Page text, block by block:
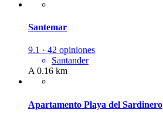
Santemar
9.1 · 42 opiniones
Santander
A 0.16 km
Apartamento Playa del Sardinero